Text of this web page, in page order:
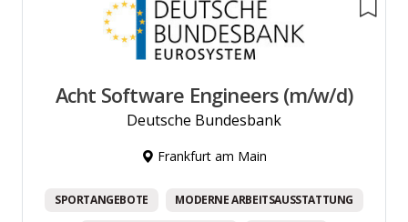
Acht Software Engineers (m/w/d)
Deutsche Bundesbank
Frankfurt am Main
SPORTANGEBOTE MODERNE ARBEITSAUSSTATTUNG